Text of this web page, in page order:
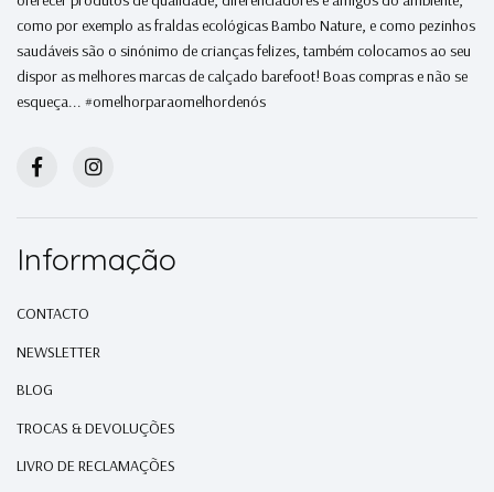
como por exemplo as fraldas ecológicas Bambo Nature, e como pezinhos
saudáveis são o sinónimo de crianças felizes, também colocamos ao seu
dispor as melhores marcas de calçado barefoot! Boas compras e não se
esqueça... #omelhorparaomelhordenós
Informação
CONTACTO
NEWSLETTER
BLOG
TROCAS & DEVOLUÇÕES
LIVRO DE RECLAMAÇÕES